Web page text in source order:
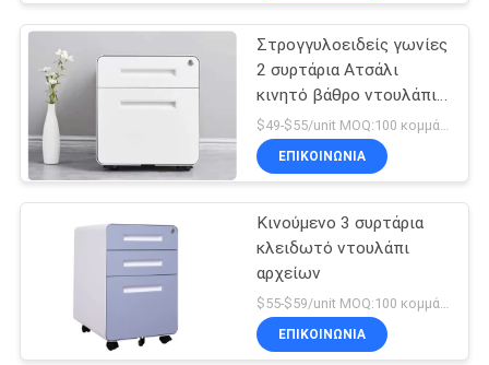
Στρογγυλοειδείς γωνίες
2 συρτάρια Ατσάλι
κινητό βάθρο ντουλάπι
αρχείων
ΕΠΙΚΟΙΝΩΝΊΑ
Κινούμενο 3 συρτάρια
κλειδωτό ντουλάπι
αρχείων
ΕΠΙΚΟΙΝΩΝΊΑ